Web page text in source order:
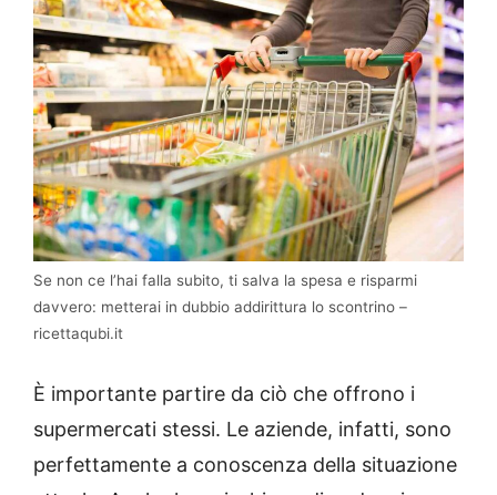
Se non ce l’hai falla subito, ti salva la spesa e risparmi
davvero: metterai in dubbio addirittura lo scontrino –
ricettaqubi.it
È importante partire da ciò che offrono i
supermercati stessi. Le aziende, infatti, sono
perfettamente a conoscenza della situazione